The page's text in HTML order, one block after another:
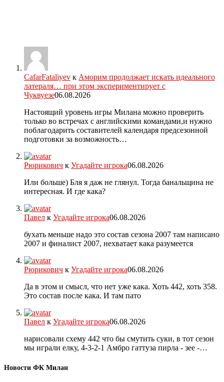
CafarFataliyev к Аморим продолжает искать идеального
латераля… при этом экспериментирует с
Чуквуезе06.08.2026
Настоящий уровень игры Милана можно проверить
только во встречах с английскими командами,и нужно
поблагодарить составителей календаря предсезонной
подготовки за возможность…
Рюрикович к Угадайте игрока06.08.2026
Или больше) Бля я даж не глянул. Тогда банальщина не
интересная. И где кака?
Павел к Угадайте игрока06.08.2026
бухать меньше надо это состав сезона 2007 там написано
2007 и финалист 2007, нехватает кака разумеется
Рюрикович к Угадайте игрока06.08.2026
Да в этом и смысл, что нет уже кака. Хоть 442, хоть 358.
Это состав после кака. И там пато
Павел к Угадайте игрока06.08.2026
нарисовали схему 442 что бы смутить суки, в тот сезон
мы играли елку, 4-3-2-1 Амбро гаттуза пирла - зее -…
Новости ФК Милан